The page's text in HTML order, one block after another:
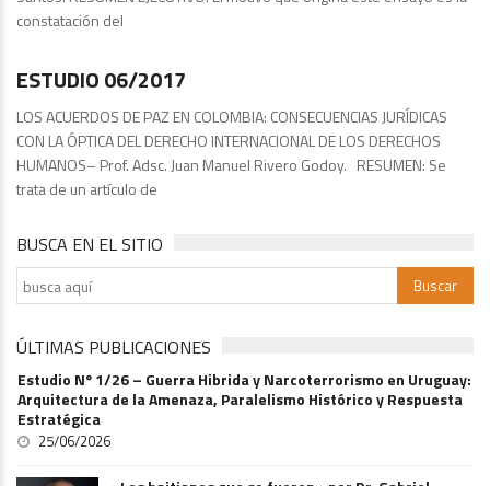
constatación del
Publicaciones
ESTUDIO 06/2017
LOS ACUERDOS DE PAZ EN COLOMBIA: CONSECUENCIAS JURÍDICAS
CON LA ÓPTICA DEL DERECHO INTERNACIONAL DE LOS DERECHOS
HUMANOS– Prof. Adsc. Juan Manuel Rivero Godoy. RESUMEN: Se
trata de un artículo de
BUSCA EN EL SITIO
ÚLTIMAS PUBLICACIONES
Estudio Nº 1/26 – Guerra Hibrida y Narcoterrorismo en Uruguay:
Arquitectura de la Amenaza, Paralelismo Histórico y Respuesta
Estratégica
25/06/2026